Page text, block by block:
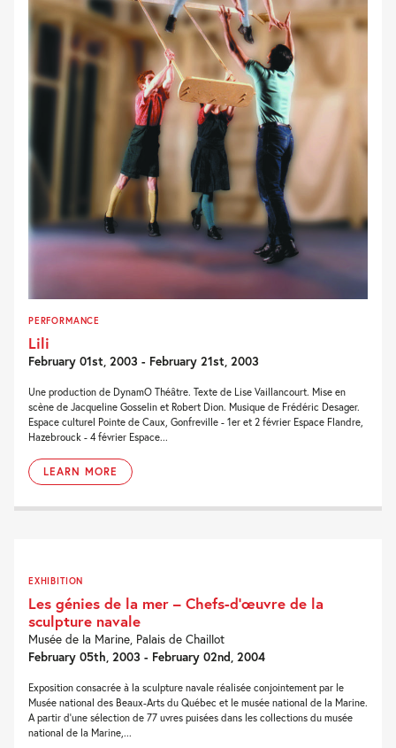
PERFORMANCE
Lili
February 01st, 2003 - February 21st, 2003
Une production de DynamO Théâtre. Texte de Lise Vaillancourt. Mise en
scène de Jacqueline Gosselin et Robert Dion. Musique de Frédéric Desager.
Espace culturel Pointe de Caux, Gonfreville - 1er et 2 février Espace Flandre,
Hazebrouck - 4 février Espace...
LEARN MORE
EXHIBITION
Les génies de la mer – Chefs-d’œuvre de la
sculpture navale
Musée de la Marine, Palais de Chaillot
February 05th, 2003 - February 02nd, 2004
Exposition consacrée à la sculpture navale réalisée conjointement par le
Musée national des Beaux-Arts du Québec et le musée national de la Marine.
A partir d'une sélection de 77 uvres puisées dans les collections du musée
national de la Marine,...